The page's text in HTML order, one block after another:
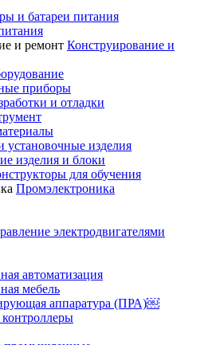
и батареи питания
Конструирование и
приборы
и отладки
установочные изделия
изделия и блоки
для обучения
Промэлектроника
электродвигателями
автоматизация
мебель
аппаратура (ПРА)￼